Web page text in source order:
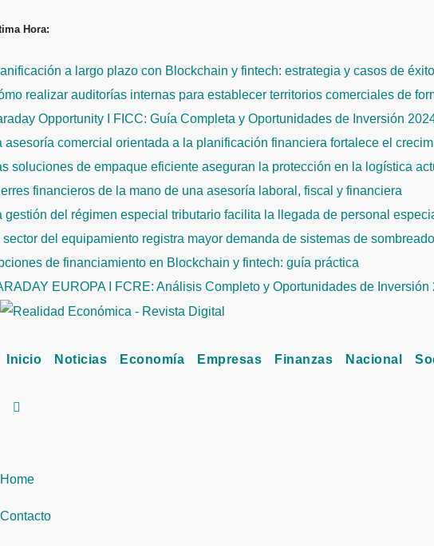
al
Hora:
a largo plazo con Blockchain y fintech: estrategia y casos de éxito
realizar auditorías internas para establecer territorios comerciales de
Opportunity I FICC: Guía Completa y Oportunidades de Inversión
asesoría comercial orientada a la planificación financiera fortalece el
soluciones de empaque eficiente aseguran la protección en la logística
financieros de la mano de una asesoría laboral, fiscal y financiera
gestión del régimen especial tributario facilita la llegada de personal
sector del equipamiento registra mayor demanda de sistemas de sombreado
de financiamiento en Blockchain y fintech: guía práctica
EUROPA I FCRE: Análisis Completo y Oportunidades de Inversión
Inicio Noticias Economía Empresas Finanzas Nacional
Home
Contacto